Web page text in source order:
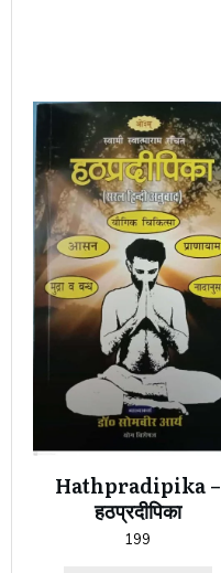
Hathpradipika –
हठप्रदीपिका
199